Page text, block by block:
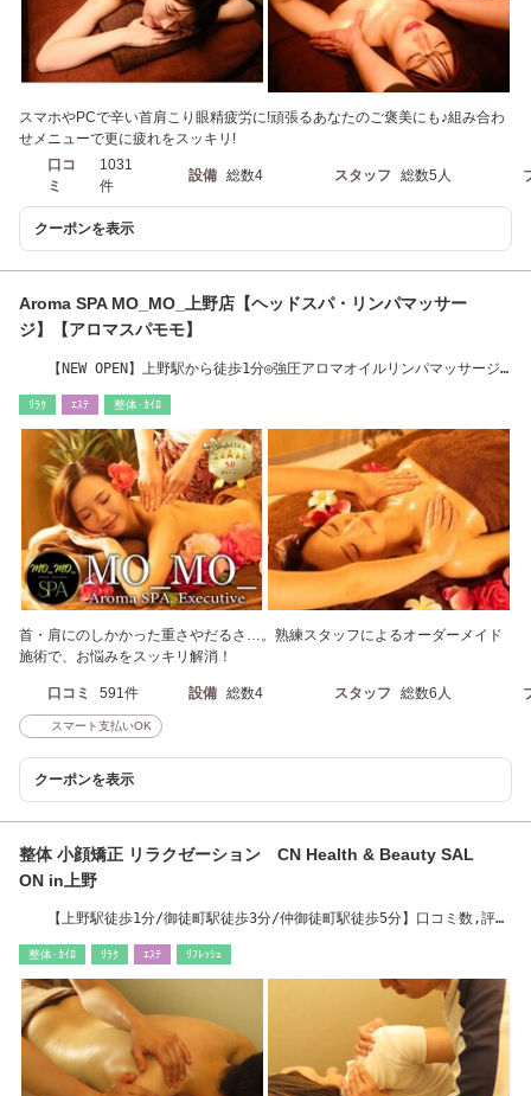
スマホやPCで辛い首肩こり眼精疲労に!頑張るあなたのご褒美にも♪組み合わ
せメニューで更に疲れをスッキリ!
口コ
ミ
1031
件
設備 総数4 スタッフ 総数5人
クーポンを表示
Aroma SPA MO_MO_上野店【ヘッドスパ・リンパマッサー
ジ】【アロマスパモモ】
【NEW OPEN】上野駅から徒歩1分◎強圧アロマオイルリンパマッサージ/
ﾘﾗｸ ｴｽﾃ 整体･ｶｲﾛ
首・肩にのしかかった重さやだるさ…。熟練スタッフによるオーダーメイド
施術で、お悩みをスッキリ解消！
口コミ 591件 設備 総数4 スタッフ 総数6人
スマート支払いOK
クーポンを表示
整体 小顔矯正 リラクゼーション CN Health & Beauty SAL
ON in上野
【上野駅徒歩1分/御徒町駅徒歩3分/仲御徒町駅徒歩5分】口コミ数,評価
整体･ｶｲﾛ ﾘﾗｸ ｴｽﾃ ﾘﾌﾚｯｼｭ